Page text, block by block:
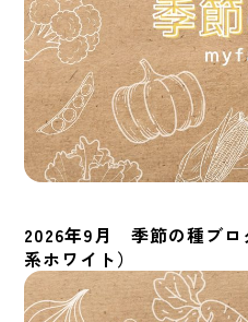
2026年9月 季節の種ブ
系ホワイト）